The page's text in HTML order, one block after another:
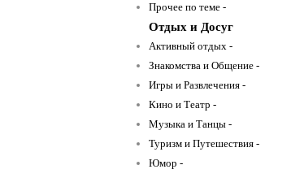
Прочее по теме -
Отдых и Досуг
Активный отдых -
Знакомства и Общение -
Игры и Развлечения -
Кино и Театр -
Музыка и Танцы -
Туризм и Путешествия -
Юмор -